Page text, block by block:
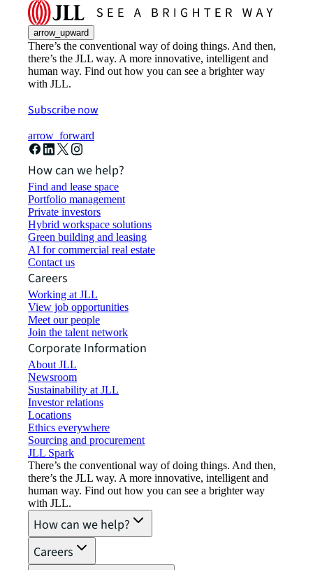
arrow_upward
There’s the conventional way of doing things. And then,
there’s the JLL way. A more innovative, intelligent and
human way. Find out how you can see a brighter way
with JLL.
Subscribe now
arrow_forward
How can we help?
Find and lease space
Portfolio management
Private investors
Hybrid workspace solutions
Green building and leasing
AI for commercial real estate
Contact us
Careers
Working at JLL
View job opportunities
Meet our people
Join the talent network
Corporate Information
About JLL
Newsroom
Sustainability at JLL
Investor relations
Locations
Ethics everywhere
Sourcing and procurement
JLL Spark
There’s the conventional way of doing things. And then,
there’s the JLL way. A more innovative, intelligent and
human way. Find out how you can see a brighter way
with JLL.
How can we help?
Careers